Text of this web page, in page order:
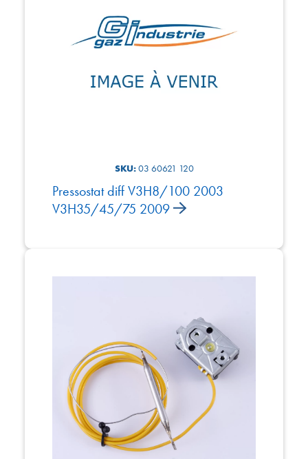
SKU:03 60621 120
Pressostat diff V3H8/100 2003
V3H35/45/75 2009